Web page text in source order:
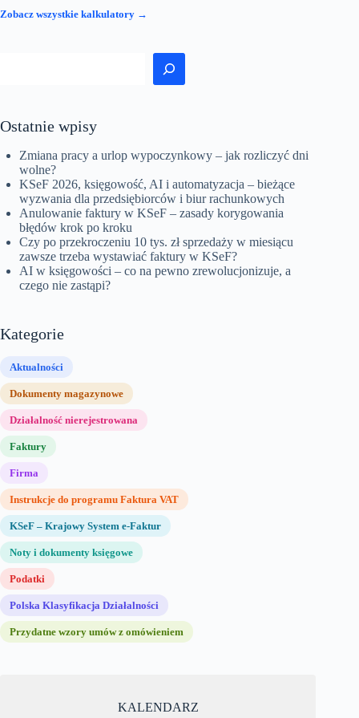
Zobacz wszystkie kalkulatory →
Ostatnie wpisy
Zmiana pracy a urlop wypoczynkowy – jak rozliczyć dni
wolne?
KSeF 2026, księgowość, AI i automatyzacja – bieżące
wyzwania dla przedsiębiorców i biur rachunkowych
Anulowanie faktury w KSeF – zasady korygowania
błędów krok po kroku
Czy po przekroczeniu 10 tys. zł sprzedaży w miesiącu
zawsze trzeba wystawiać faktury w KSeF?
AI w księgowości – co na pewno zrewolucjonizuje, a
czego nie zastąpi?
Kategorie
Aktualności
Dokumenty magazynowe
Działalność nierejestrowana
Faktury
Firma
Instrukcje do programu Faktura VAT
KSeF – Krajowy System e-Faktur
Noty i dokumenty księgowe
Podatki
Polska Klasyfikacja Działalności
Przydatne wzory umów z omówieniem
KALENDARZ